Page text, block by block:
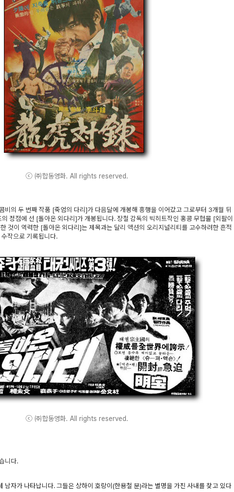
ⓒ ㈜합동영화. All rights reserved.
비의 두 번째 작품 [죽엄의 다리]가 다음달에 개봉해 흥행을 이어갔고 그로부터 3개월 뒤
정점에 선 [돌아온 외다리]가 개봉됩니다. 장철 감독의 빅히트작인 홍콩 무협물 [외팔이
것이 역력한 [돌아온 외다리]는 제목과는 달리 액션의 오리지널리티를 고수하려한 흔적
작으로 기록됩니다.
ⓒ ㈜합동영화. All rights reserved.
니다.
남자가 나타납니다. 그들은 상하이 호랑이(한용철 분)라는 별명을 가진 사내를 찾고 있다